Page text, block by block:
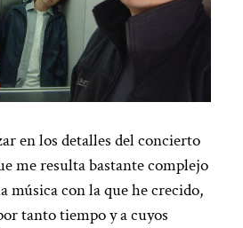
en los detalles del concierto
me resulta bastante complejo
música con la que he crecido,
tanto tiempo y a cuyos